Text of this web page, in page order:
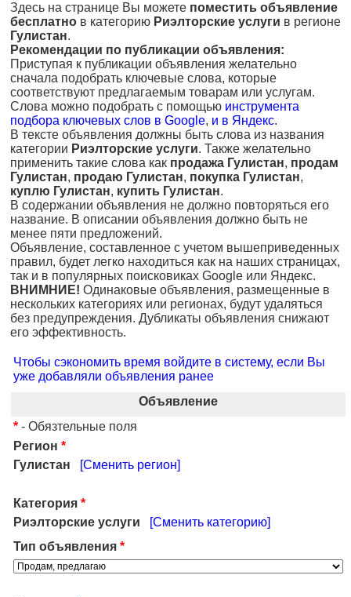
Здесь на странице Вы можете поместить объявление
бесплатно в категорию Риэлторские услуги в регионе
Гулистан.
Рекомендации по публикации объявления:
Приступая к публикации объявления желательно
сначала подобрать ключевые слова, которые
соответствуют предлагаемым товарам или услугам.
Слова можно подобрать с помощью инструмента
подбора ключевых слов в Google, и в Яндекс.
В тексте объявления должны быть слова из названия
категории Риэлторские услуги. Также желательно
применить такие слова как продажа Гулистан, продам
Гулистан, продаю Гулистан, покупка Гулистан,
куплю Гулистан, купить Гулистан.
В содержании объявления не должно повторяться его
название. В описании объявления должно быть не
менее пяти предложений.
Объявление, составленное с учетом вышеприведенных
правил, будет легко находиться как на наших страницах,
так и в популярных поисковиках Google или Яндекс.
ВНИМНИЕ! Одинаковые объявления, размещенные в
нескольких категориях или регионах, будут удаляться
без предупреждения. Дубликаты объявления снижают
его эффективность.
Чтобы сэкономить время войдите в систему, если Вы
уже добавляли объявления ранее
Объявление
* - Обязтельные поля
Регион *
Гулистан
[Сменить регион]
Категория *
Риэлторские услуги
[Сменить категорию]
Тип объявления *